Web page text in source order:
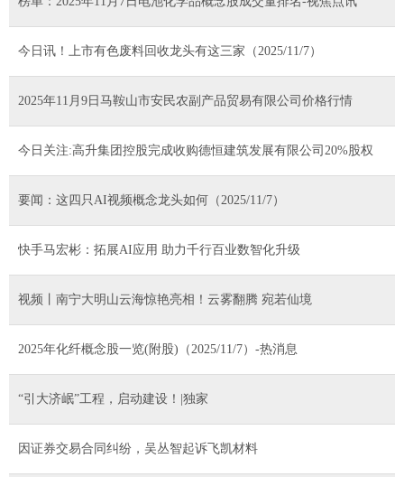
今日讯！上市有色废料回收龙头有这三家（2025/11/7）
2025年11月9日马鞍山市安民农副产品贸易有限公司价格行情
今日关注:高升集团控股完成收购德恒建筑发展有限公司20%股权
要闻：这四只AI视频概念龙头如何（2025/11/7）
快手马宏彬：拓展AI应用 助力千行百业数智化升级
视频丨南宁大明山云海惊艳亮相！云雾翻腾 宛若仙境
2025年化纤概念股一览(附股)（2025/11/7）-热消息
“引大济岷”工程，启动建设！|独家
因证券交易合同纠纷，吴丛智起诉飞凯材料